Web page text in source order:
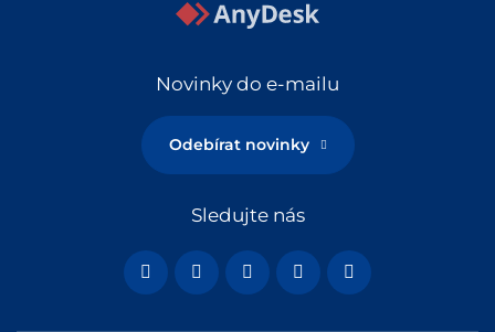
Novinky do e-mailu
Odebírat novinky
Sledujte nás